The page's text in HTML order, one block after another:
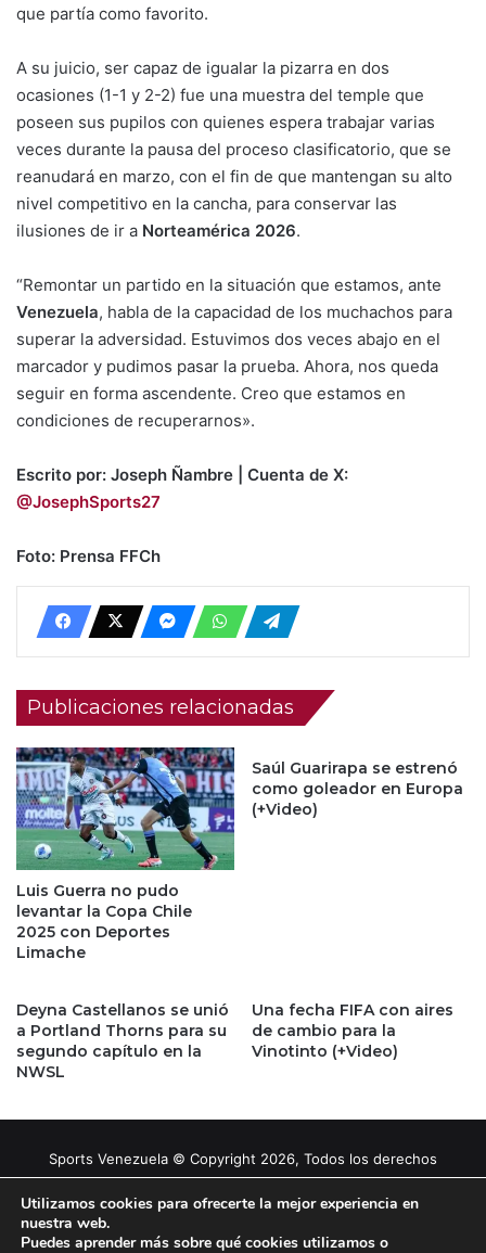
que partía como favorito.
A su juicio, ser capaz de igualar la pizarra en dos
ocasiones (1-1 y 2-2) fue una muestra del temple que
poseen sus pupilos con quienes espera trabajar varias
veces durante la pausa del proceso clasificatorio, que se
reanudará en marzo, con el fin de que mantengan su alto
nivel competitivo en la cancha, para conservar las
ilusiones de ir a Norteamérica 2026.
“Remontar un partido en la situación que estamos, ante
Venezuela, habla de la capacidad de los muchachos para
superar la adversidad. Estuvimos dos veces abajo en el
marcador y pudimos pasar la prueba. Ahora, nos queda
seguir en forma ascendente. Creo que estamos en
condiciones de recuperarnos».
Escrito por: Joseph Ñambre | Cuenta de X:
@JosephSports27
Foto: Prensa FFCh
Publicaciones relacionadas
Luis Guerra no pudo
levantar la Copa Chile
2025 con Deportes
Limache
Saúl Guarirapa se estrenó
como goleador en Europa
(+Video)
Deyna Castellanos se unió
a Portland Thorns para su
segundo capítulo en la
NWSL
Una fecha FIFA con aires
de cambio para la
Vinotinto (+Video)
Sports Venezuela © Copyright 2026, Todos los derechos
reservados |
Tema gestionado por Caissa Agency
Facebook
X YouTubeInstagram
Utilizamos cookies para ofrecerte la mejor experiencia en
nuestra web.
Puedes aprender más sobre qué cookies utilizamos o